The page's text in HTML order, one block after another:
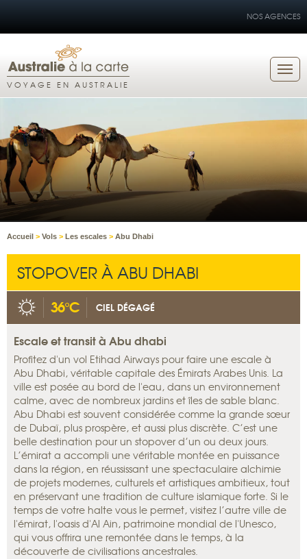
NOS AGENCES
VOYAGE EN AUSTRALIE
Accueil > Vols > Les escales > Abu Dhabi
STOPOVER À ABU DHABI
36°C CIEL DÉGAGÉ
Escale et transit à Abu dhabi
Profitez d'un vol Etihad Airways pour faire une escale à
Abu Dhabi, véritable capitale des Émirats Arabes Unis. La
ville est posée au bord de l'eau, dans un environnement
calme, avec de nombreux jardins et îles de sable blanc.
Abu Dhabi est souvent considérée comme la grande sœur
de Dubaï, plus prospère, et aussi plus discrète. C’est une
belle destination pour un stopover d’un ou deux jours.
L’émirat a accompli une véritable montée en puissance
dans la région, en réussissant une spectaculaire alchimie
de projets modernes, culturels et artistiques ambitieux, tout
en préservant une tradition de culture islamique forte. Si le
temps de votre halte vous le permet, visitez l’autre ville de
l'émirat, l'oasis d'Al Ain, patrimoine mondial de l'Unesco,
qui vous offrira une remontée dans le temps, à la
découverte de civilisations ancestrales.